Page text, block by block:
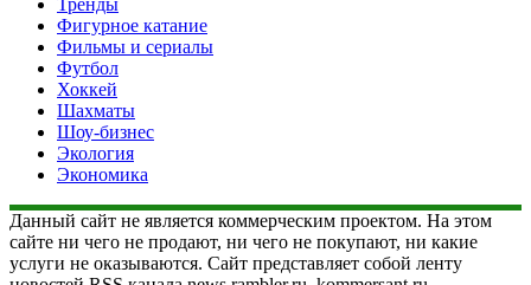
Фигурное катание
Фильмы и сериалы
Футбол
Хоккей
Шахматы
Шоу-бизнес
Экология
Экономика
Данный сайт не является коммерческим проектом. На этом
сайте ни чего не продают, ни чего не покупают, ни какие
услуги не оказываются. Сайт представляет собой ленту